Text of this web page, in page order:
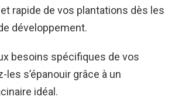
rapide de vos plantations dès les
développement.
besoins spécifiques de vos
s’épanouir grâce à un
idéal.